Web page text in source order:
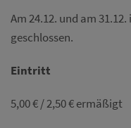
Am 24.12. und am
geschlossen.
Eintritt
5,00 € / 2,50 € ermäßigt